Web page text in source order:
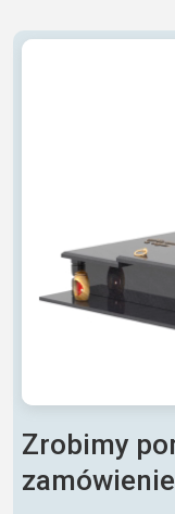
Zrobimy
zamówienie